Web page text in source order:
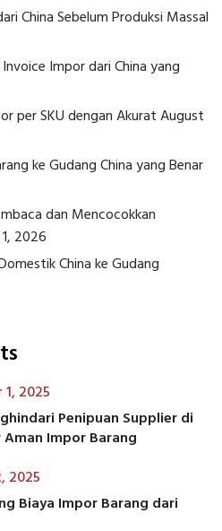
China Sebelum Produksi Massal
Impor dari China yang
per SKU dengan AkuratAugust
ke Gudang China yang Benar
dan Mencocokkan
2026
China ke Gudang
2025
Penipuan Supplier di
Aman Impor Barang
2025
Biaya Impor Barang dari